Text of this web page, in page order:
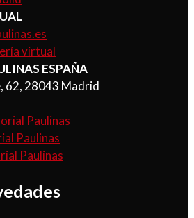
ESPAÑA
62, 28043 Madrid